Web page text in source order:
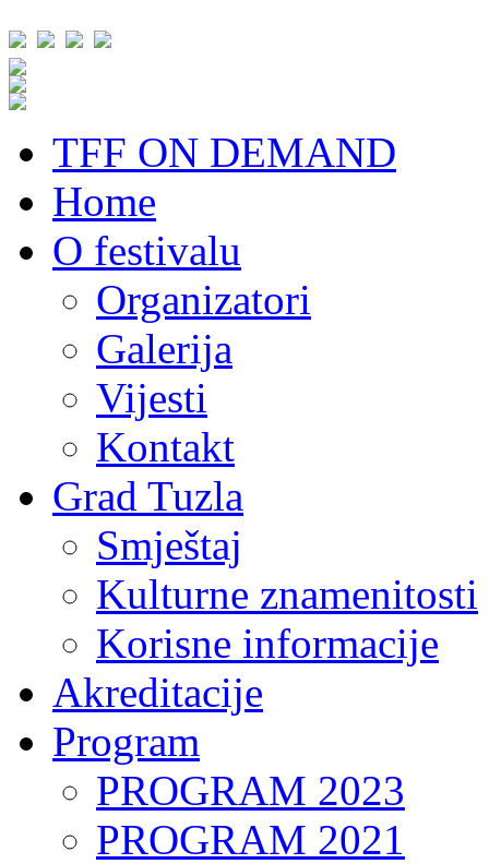
TFF ON DEMAND
Home
O festivalu
Organizatori
Galerija
Vijesti
Kontakt
Grad Tuzla
Smještaj
Kulturne znamenitosti
Korisne informacije
Akreditacije
Program
PROGRAM 2023
PROGRAM 2021